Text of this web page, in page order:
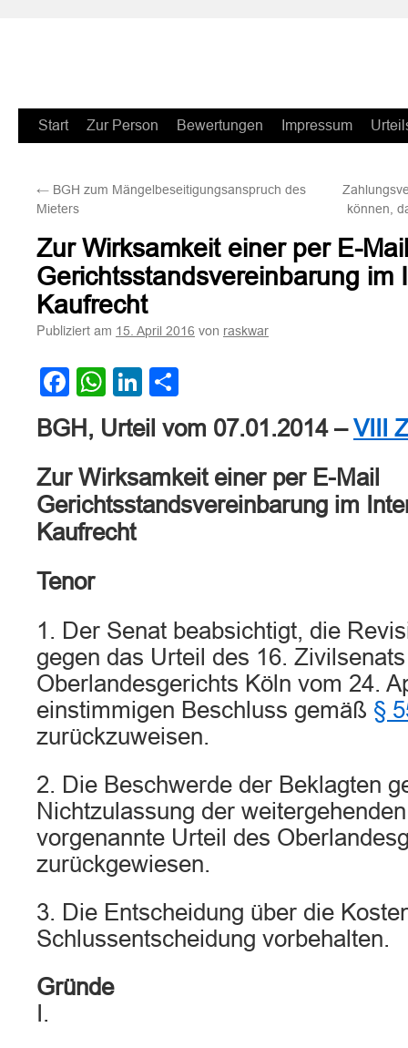
Zum
springen
Start Zur Person Bewertungen Impressum
← BGH zum Mängelbeseitigungsanspruch des
Mieters
können,
Zur Wirksamkeit einer per E-Mail
Gerichtsstandsvereinbarung im
Kaufrecht
Publiziert am 15. April 2016 von raskwar
Facebook
WhatsApp
LinkedIn
BGH, Urteil vom 07.01.2014 –VIII
Zur Wirksamkeit einer per E-Mail
Gerichtsstandsvereinbarung im
Kaufrecht
Tenor
1. Der Senat beabsichtigt, die
gegen das Urteil des 16.
Oberlandesgerichts Köln vom 24.
einstimmigen Beschluss gemäß §
zurückzuweisen.
2. Die Beschwerde der Beklagten
Nichtzulassung der
vorgenannte Urteil des
zurückgewiesen.
3. Die Entscheidung über die
Schlussentscheidung vorbehalten.
Gründe
I.